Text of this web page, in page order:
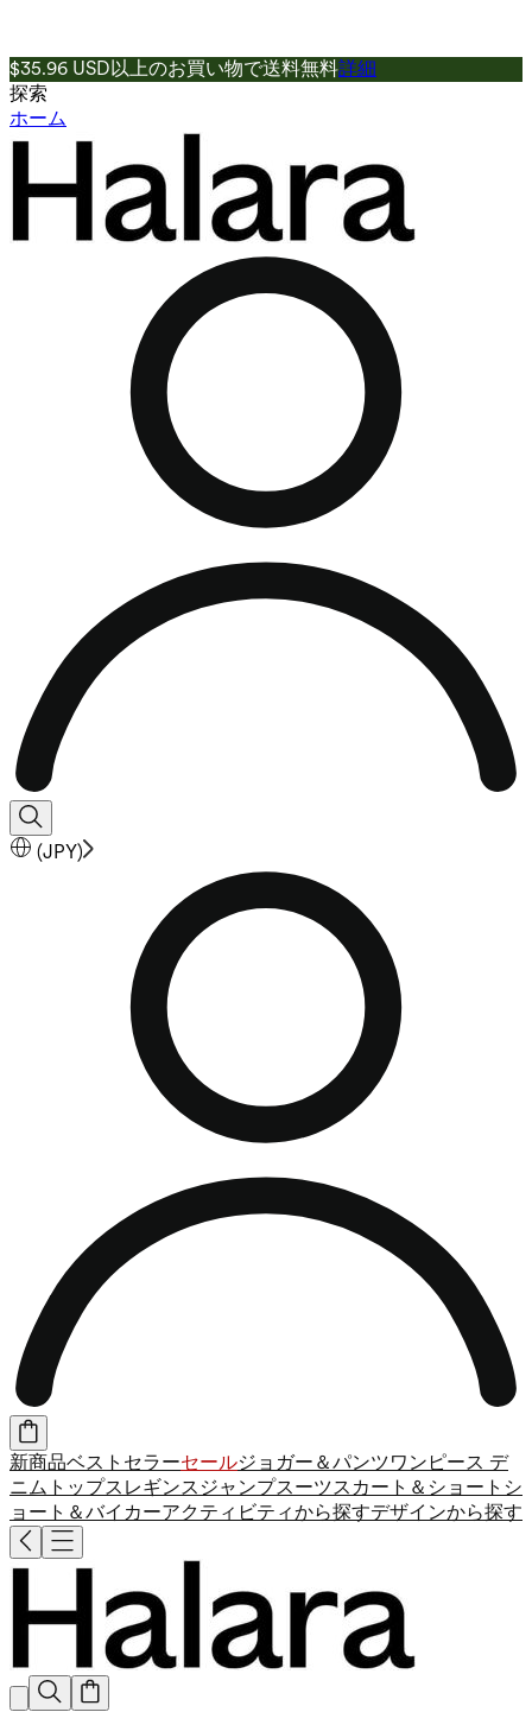
$35.96 USD以上のお買い物で送料無料詳細
探索
ホーム
(JPY)
新商品ベストセラーセールジョガー＆パンツワンピース デ
ニム トップス レギンス ジャンプスーツスカート＆ショート シ
ョート＆バイカーアクティビティから探すデザインから探す